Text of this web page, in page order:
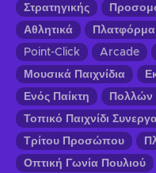
Στρατηγικής
Αθλητικά
Πλατφόρμα
Point-Click
Arcade
Μουσικά Παιχνίδια
Ενός Παίκτη
Πολλών
Τοπικό Παιχνίδι
Τρίτου Προσώπου
Οπτική Γωνία Πουλιού